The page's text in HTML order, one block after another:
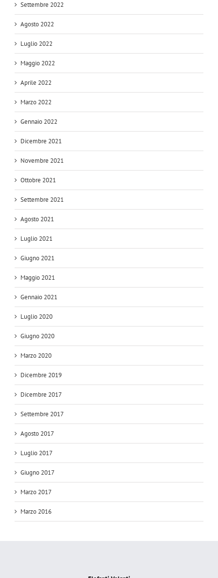
Settembre 2022
Agosto 2022
Luglio 2022
Maggio 2022
Aprile 2022
Marzo 2022
Gennaio 2022
Dicembre 2021
Novembre 2021
Ottobre 2021
Settembre 2021
Agosto 2021
Luglio 2021
Giugno 2021
Maggio 2021
Gennaio 2021
Luglio 2020
Giugno 2020
Marzo 2020
Dicembre 2019
Dicembre 2017
Settembre 2017
Agosto 2017
Luglio 2017
Giugno 2017
Marzo 2017
Marzo 2016